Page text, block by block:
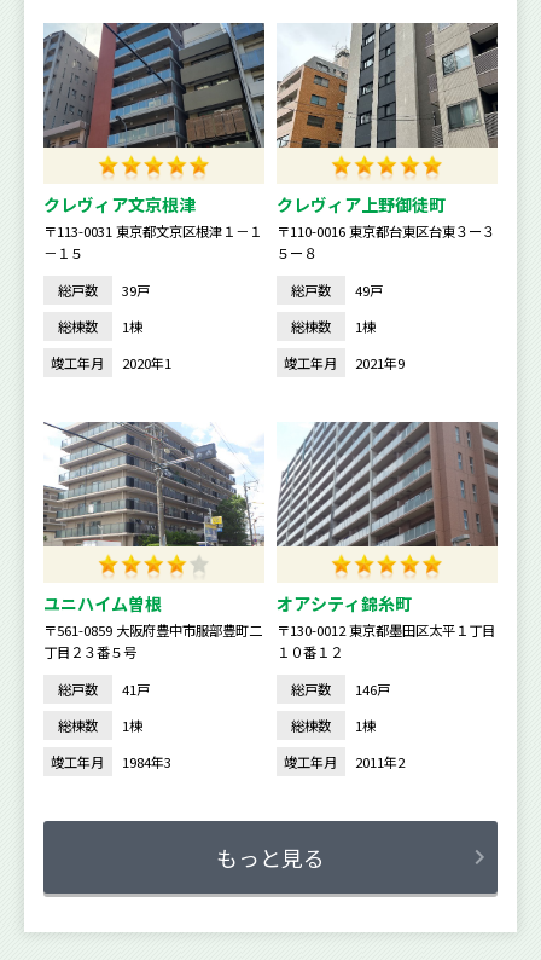
クレヴィア文京根津
〒113-0031 東京都文京区根津１－１
－１５
総戸数
39戸
総棟数
1棟
竣工年月
2020年1
クレヴィア上野御徒町
〒110-0016 東京都台東区台東３ー３
５ー８
総戸数
49戸
総棟数
1棟
竣工年月
2021年9
ユニハイム曽根
〒561-0859 大阪府豊中市服部豊町二
丁目２３番５号
総戸数
41戸
総棟数
1棟
竣工年月
1984年3
オアシティ錦糸町
〒130-0012 東京都墨田区太平１丁目
１０番１２
総戸数
146戸
総棟数
1棟
竣工年月
2011年2
もっと見る